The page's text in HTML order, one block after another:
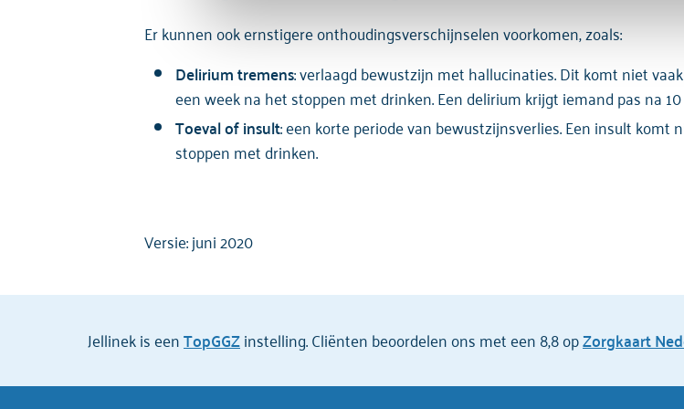
Er kunnen ook ernstigere onthoudingsverschijnselen voorkomen, zoals:
Delirium tremens: verlaagd bewustzijn met hallucinaties. Dit komt niet
een week na het stoppen met drinken. Een delirium krijgt iemand pas na
Toeval of insult: een korte periode van bewustzijnsverlies. Een insult
stoppen met drinken.
Versie: juni 2020
Jellinek is eenTopGGZinstelling. Cliënten beoordelen ons met een 8,8 opZorgkaart